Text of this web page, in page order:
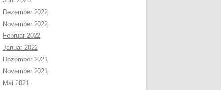
Dezember 2022
November 2022
Februar 2022
Januar 2022
Dezember 2021
November 2021
Mai 2021